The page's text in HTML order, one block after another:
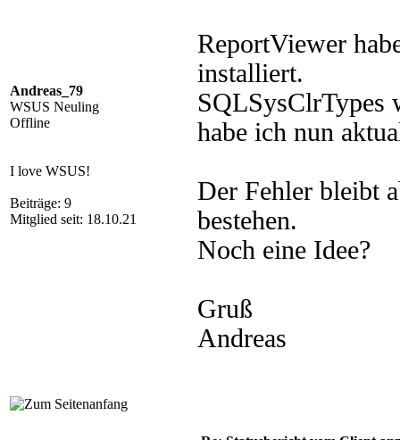
Andreas_79
WSUS Neuling
Offline
I love WSUS!
Beiträge: 9
Mitglied seit: 18.10.21
ReportViewer
installiert.
SQLSysClrTypes
habe ich nun
Der Fehler bleibt
bestehen.
Noch eine Idee?
Gruß
Andreas